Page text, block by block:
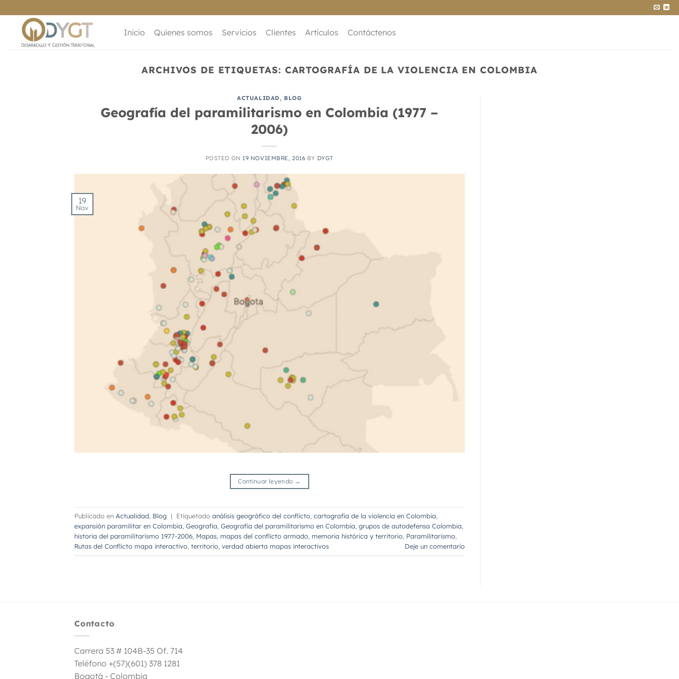
al
contenido
Inicio Quienes somos Servicios Clientes Artículos Contáctenos
ARCHIVOS DE ETIQUETAS: CARTOGRAFÍA DE LA VIOLENCIA EN COLOMBIA
ACTUALIDAD, BLOG
Geografía del paramilitarismo en Colombia (1977 –
2006)
POSTED ON 19 NOVIEMBRE, 2016 BY DYGT
19
Nov
Continuar leyendo →
Publicado en Actualidad Blog | Etiquetado análisis geográfico del conflicto cartografía de la violencia en Colombia
expansión paramilitar en Colombia Geografia Geografía del paramilitarismo en Colombia grupos de autodefensa Colombia
historia del paramilitarismo 1977-2006 Mapas mapas del conflicto armado memoria histórica y territorio Paramilitarismo
Rutas del Conflicto mapa interactivo territorio verdad abierta mapas interactivos Deje un comentario
Contacto
Carrera 53 # 104B-35 Of. 714
Teléfono +(57)(601) 378 1281
Bogotá - Colombia